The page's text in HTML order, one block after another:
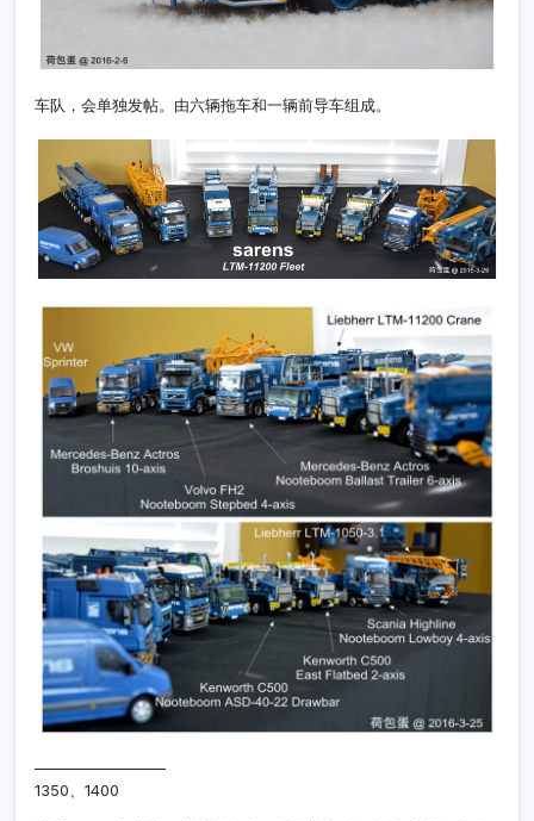
车队，会单独发帖。由六辆拖车和一辆前导车组成。
————————–
1350、1400